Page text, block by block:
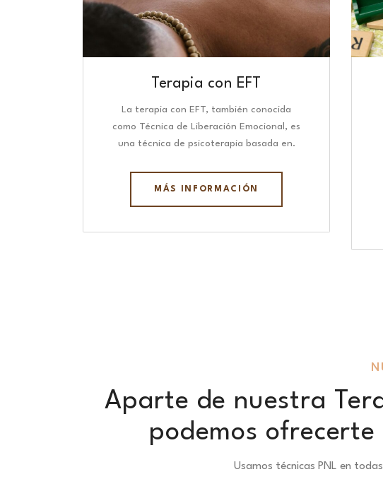
Terapia con EFT
La terapia con EFT, también conocida
como Técnica de Liberación Emocional, es
una técnica de psicoterapia basada en.
MÁS INFORMACIÓN
Aparte de nuestra
podemos
Usamos técnicas PNL en